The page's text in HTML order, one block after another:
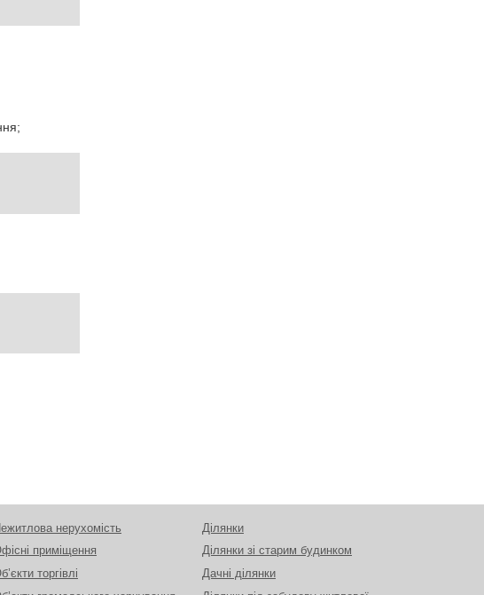
нерухомість
приміщення
торгівлі
Ділянки
Ділянки зі старим будинком
Дачні ділянки